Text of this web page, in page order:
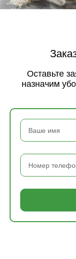
Оставьте
назначим